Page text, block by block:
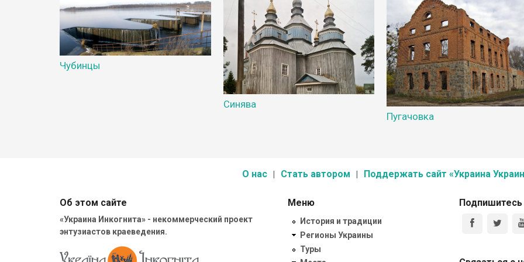
Чубинцы
Синява
Пугачовка
О нас Стать автором Поддержать сайт «Украина
Об этом сайте
«Украина Инкогнита» - некоммерческий проект
энтузиастов краеведения.
Меню
История и традиции
Регионы Украины
Туры
Подпишитесь